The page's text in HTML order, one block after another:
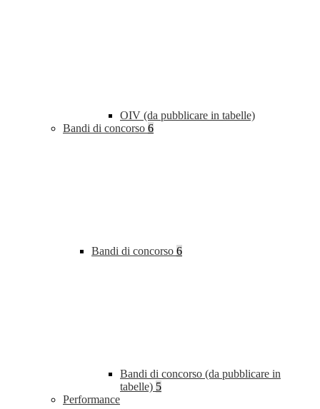
OIV (da pubblicare in tabelle)
Bandi di concorso 6
Bandi di concorso 6
Bandi di concorso (da pubblicare in
tabelle) 5
Performance